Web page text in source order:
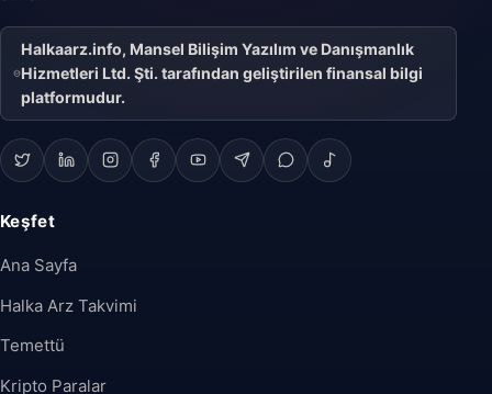
Halkaarz.info, Mansel Bilişim Yazılım ve Danışmanlık
Hizmetleri Ltd. Şti. tarafından geliştirilen finansal bilgi
platformudur.
Keşfet
Ana Sayfa
Halka Arz Takvimi
Temettü
Kripto Paralar